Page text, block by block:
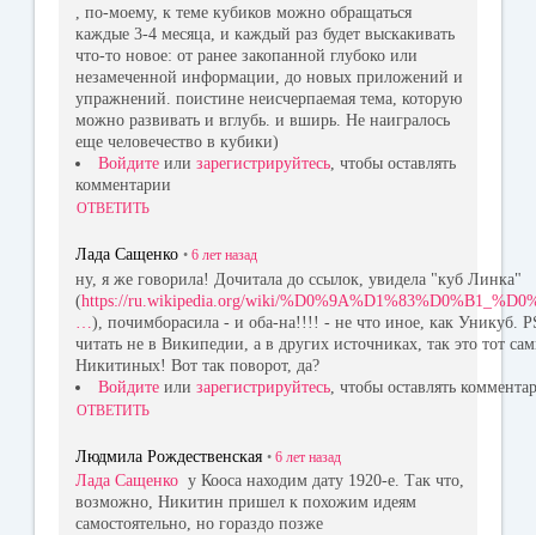
, по-моему, к теме кубиков можно обращаться
каждые 3-4 месяца, и каждый раз будет выскакивать
что-то новое: от ранее закопанной глубоко или
незамеченной информации, до новых приложений и
упражнений. поистине неисчерпаемая тема, которую
можно развивать и вглубь. и вширь. Не наигралось
еще человечество в кубики)
Войдите или зарегистрируйтесь, чтобы оставлять
комментарии
ОТВЕТИТЬ
Лада Сащенко • 6 лет назад
ну, я же говорила! Дочитала до ссылок, увидела "куб Линка"
(https://ru.wikipedia.org/wiki/
), почимборасила - и оба-на!!!! - не что иное, как Уникуб.
читать не в Википедии, а в других источниках, так это тот
Никитиных! Вот так поворот, да?
Войдите или зарегистрируйтесь , чтобы оставлять
ОТВЕТИТЬ
Людмила Рождественская • 6 лет назад
Лада Сащенко у Кооса находим дату 1920-е. Так что,
возможно, Никитин пришел к похожим идеям
самостоятельно, но гораздо позже